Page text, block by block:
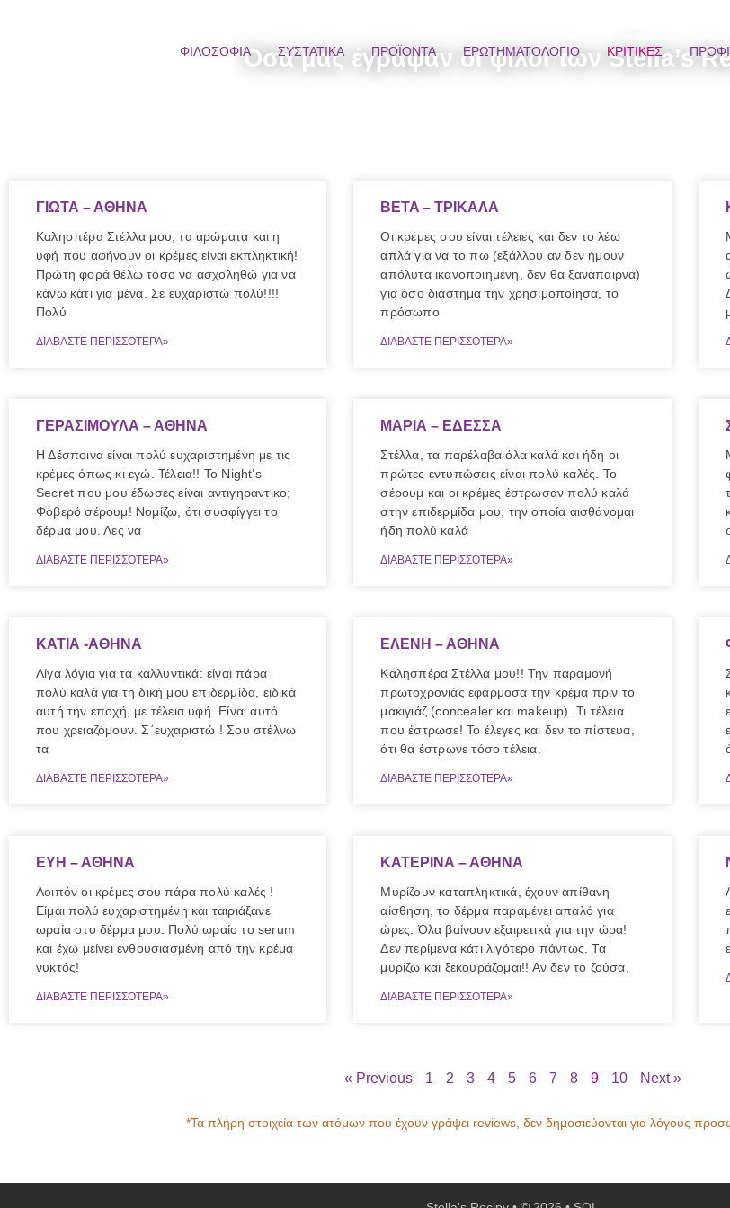
ΦΙΛΟΣΟΦΙΑ ΣΥΣΤΑΤΙΚΑ ΠΡΟΪΟΝΤΑ ΕΡΩΤΗΜΑΤΟΛΟΓΙΟ ΚΡΙΤΙΚΕΣ
Όσα μας έγραψαν οι φίλοι των Stella’s
ΓΙΩΤΑ – ΑΘΗΝΑ
Καλησπέρα Στέλλα μου, τα αρώματα και η
υφή που αφήνουν οι κρέμες είναι εκπληκτική!
Πρώτη φορά θέλω τόσο να ασχοληθώ για να
κάνω κάτι για μένα. Σε ευχαριστώ πολύ!!!!
Πολύ
ΔΙΑΒΑΣΤΕ ΠΕΡΙΣΣΟΤΕΡΑ»
BETA – ΤΡΙΚΑΛΑ
Οι κρέμες σου είναι τέλειες και δεν το λέω
απλά για να το πω (εξάλλου αν δεν ήμουν
απόλυτα ικανοποιημένη, δεν θα ξανάπαιρνα)
για όσο διάστημα την χρησιμοποίησα, το
πρόσωπο
ΔΙΑΒΑΣΤΕ ΠΕΡΙΣΣΟΤΕΡΑ»
ΓΕΡΑΣΙΜΟΥΛΑ – ΑΘΗΝΑ
Η Δέσποινα είναι πολύ ευχαριστημένη με τις
κρέμες όπως κι εγώ. Τέλεια!! Το Night’s
Secret που μου έδωσες είναι αντιγηραντικο;
Φοβερό σέρουμ! Νομίζω, ότι συσφίγγει το
δέρμα μου. Λες να
ΔΙΑΒΑΣΤΕ ΠΕΡΙΣΣΟΤΕΡΑ»
ΜΑΡΙΑ – ΕΔΕΣΣΑ
Στέλλα, τα παρέλαβα όλα καλά και ήδη οι
πρώτες εντυπώσεις είναι πολύ καλές. Το
σέρουμ και οι κρέμες έστρωσαν πολύ καλά
στην επιδερμίδα μου, την οποία αισθάνομαι
ήδη πολύ καλά
ΔΙΑΒΑΣΤΕ ΠΕΡΙΣΣΟΤΕΡΑ»
ΚΑΤΙΑ -ΑΘΗΝΑ
Λίγα λόγια για τα καλλυντικά: είναι πάρα
πολύ καλά για τη δική μου επιδερμίδα, ειδικά
αυτή την εποχή, με τέλεια υφή. Είναι αυτό
που χρειαζόμουν. Σ΄ευχαριστώ ! Σου στέλνω
τα
ΔΙΑΒΑΣΤΕ ΠΕΡΙΣΣΟΤΕΡΑ»
ΕΛΕΝΗ – ΑΘΗΝΑ
Καλησπέρα Στέλλα μου!! Την παραμονή
πρωτοχρονιάς εφάρμοσα την κρέμα πριν το
μακιγιάζ (concealer και makeup). Τι τέλεια
που έστρωσε! Το έλεγες και δεν το πίστευα,
ότι θα έστρωνε τόσο τέλεια.
ΔΙΑΒΑΣΤΕ ΠΕΡΙΣΣΟΤΕΡΑ»
ΕΥΗ – ΑΘΗΝΑ
Λοιπόν οι κρέμες σου πάρα πολύ καλές !
Είμαι πολύ ευχαριστημένη και ταιριάξανε
ωραία στο δέρμα μου. Πολύ ωραίο το serum
και έχω μείνει ενθουσιασμένη από την κρέμα
νυκτός!
ΔΙΑΒΑΣΤΕ ΠΕΡΙΣΣΟΤΕΡΑ»
ΚΑΤΕΡΙΝΑ – ΑΘΗΝΑ
Μυρίζουν καταπληκτικά, έχουν απίθανη
αίσθηση, το δέρμα παραμένει απαλό για
ώρες. Όλα βαίνουν εξαιρετικά για την ώρα!
Δεν περίμενα κάτι λιγότερο πάντως. Τα
μυρίζω και ξεκουράζομαι!! Αν δεν το ζούσα,
ΔΙΑΒΑΣΤΕ ΠΕΡΙΣΣΟΤΕΡΑ»
« Previous 1 2 3 4 5 6 7 8 9 10 Next »
*Τα πλήρη στοιχεία των ατόμων που έχουν γράψει reviews, δεν δημοσιεύονται για λόγους